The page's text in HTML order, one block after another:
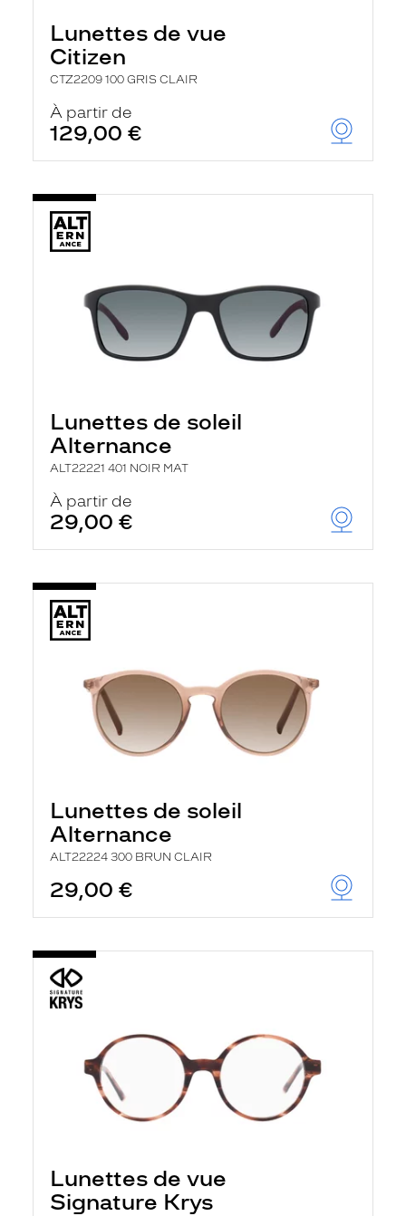
Lunettes de vue
Citizen
CTZ2209 100 GRIS CLAIR
À partir de
129,00 €
Lunettes de soleil
Alternance
ALT22221 401 NOIR MAT
À partir de
29,00 €
Lunettes de soleil
Alternance
ALT22224 300 BRUN CLAIR
29,00 €
Lunettes de vue
Signature Krys